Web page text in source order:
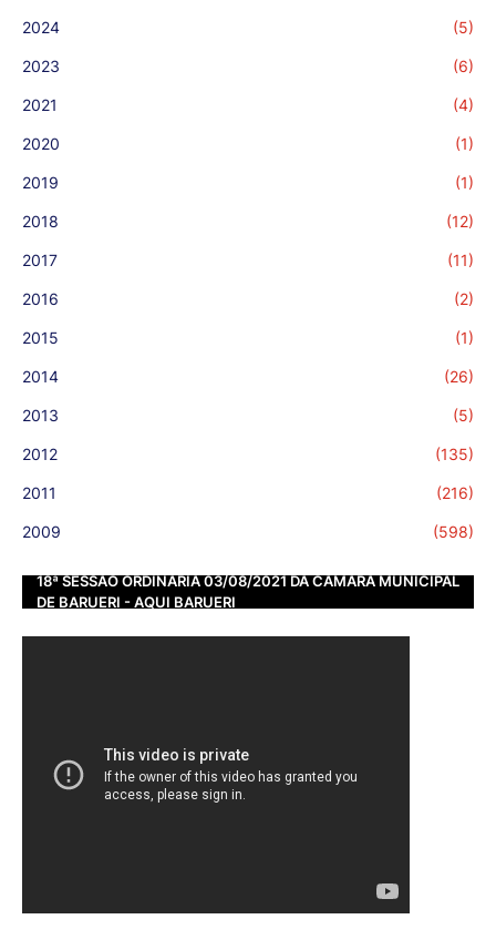
2024 (5)
2023 (6)
2021 (4)
2020 (1)
2019 (1)
2018 (12)
2017 (11)
2016 (2)
2015 (1)
2014 (26)
2013 (5)
2012 (135)
2011 (216)
2009 (598)
18ª SESSÃO ORDINÁRIA 03/08/2021 DA CÂMARA MUNICIPAL
DE BARUERI - AQUI BARUERI